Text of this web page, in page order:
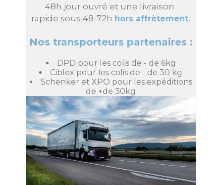
48h jour ouvré et une livraison
rapide sous 48-72h hors affrètement.
Nos transporteurs partenaires :
DPD pour les colis de - de 6kg
Ciblex pour les colis de - de 30 kg
Schenker et XPO pour les expéditions
de +de 30kg